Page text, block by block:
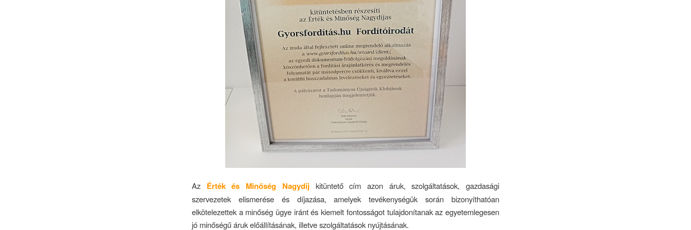
Az Érték és Minőség Nagydíjkitüntető cím azon áruk, szolgáltatások, gazdasági
szervezetek elismerése és díjazása, amelyek tevékenységük során bizonyíthatóan
elkötelezettek a minőség ügye iránt és kiemelt fontosságot tulajdonítanak az egyetemlegesen
jó minőségű áruk előállításának, illetve szolgáltatások nyújtásának.